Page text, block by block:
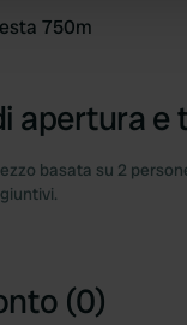
of their services.
750m
apertura e
basata su 2
(0)